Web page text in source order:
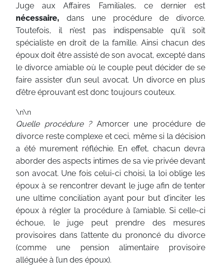
Juge aux Affaires Familiales, ce dernier est
nécessaire, dans une procédure de divorce.
Toutefois, il n’est pas indispensable qu’il soit
spécialiste en droit de la famille. Ainsi chacun des
époux doit être assisté de son avocat, excepté dans
le divorce amiable où le couple peut décider de se
faire assister d’un seul avocat. Un divorce en plus
d’être éprouvant est donc toujours couteux.
\n\n
Quelle procédure ?Amorcer une procédure de
divorce reste complexe et ceci, même si la décision
a été murement réfléchie. En effet, chacun devra
aborder des aspects intimes de sa vie privée devant
son avocat. Une fois celui-ci choisi, la loi oblige les
époux à se rencontrer devant le juge afin de tenter
une ultime conciliation ayant pour but d’inciter les
époux à régler la procédure à l’amiable. Si celle-ci
échoue, le juge peut prendre des mesures
provisoires dans l’attente du prononcé du divorce
(comme une pension alimentaire provisoire
alléguée à l’un des époux).